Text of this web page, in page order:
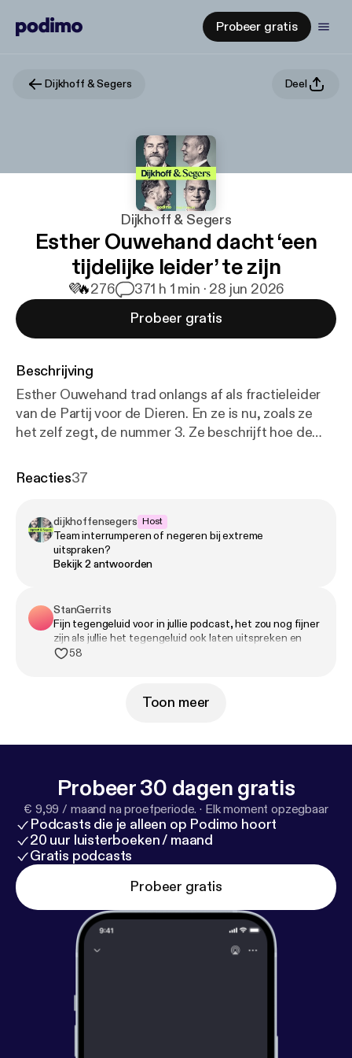
Probeer gratis
Dijkhoff & Segers Deel
Dijkhoff & Segers
Esther Ouwehand dacht ‘een
tijdelijke leider’ te zijn
💜🔥276 371 h 1 min · 28 jun 2026
Probeer gratis
Beschrijving
Esther Ouwehand trad onlangs af als fractieleider
van de Partij voor de Dieren. En ze is nu, zoals ze
het zelf zegt, de nummer 3. Ze beschrijft hoe de
verzonnen cultuuroorlog, waarin iedereen een
daar was ze klaar mee. We blikken terug op haar tijd
als voorvrouw: hoe ver je als fractievoorzitter af kunt
komen te staan van het echte politieke handwerk,
ging. En we kijken vooruit: naar de koers van de
Partij voor de Dieren onder nieuwe leiding, en naar
het onmogelijke dilemma waar elke rechtstatelijke
partij mee worstelt: reageren op extreemrechts, of
van de VVD: ‘die heeft volledig de ruimte gegeven
Reacties37
dijkhoffensegers Host
Team interrumperen of negeren bij extreme
uitspraken?
Bekijk 2 antwoorden
StanGerrits
Fijn tegengeluid voor in jullie podcast, het zou nog fijner
zijn als jullie het tegengeluid ook laten uitspreken en
niet keer op keer onderbreken.
58
Toon meer
Probeer 30 dagen gratis
€ 9,99 / maand na proefperiode. · Elk moment opzegbaar
Podcasts die je alleen op Podimo hoort
20 uur luisterboeken / maand
Gratis podcasts
Probeer gratis